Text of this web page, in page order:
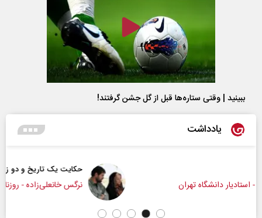
ببینید | وقتی ستاره‌ها قبل از گل جشن گرفتند!
یادداشت
حکایت یک تاریخ و دو زندگی
نرگس خانعلی‌زاده - روزنامه‌نگار